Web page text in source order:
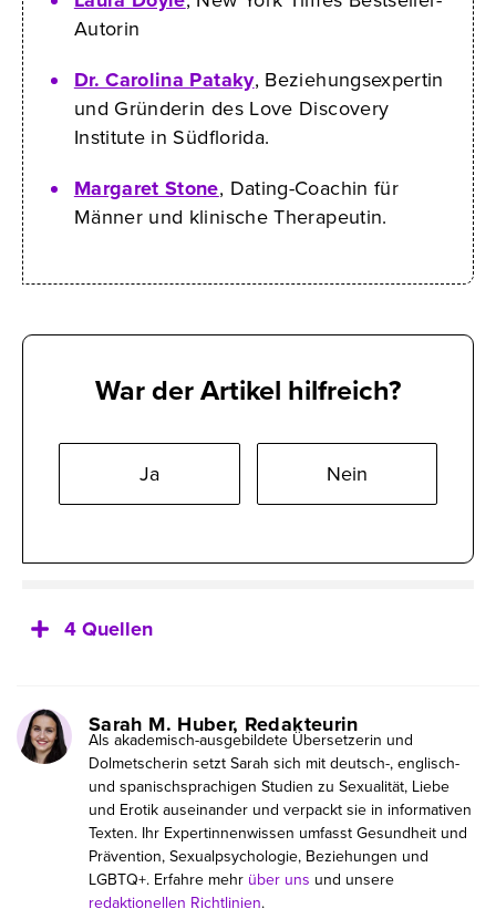
Autorin
Dr. Carolina Pataky, Beziehungsexpertin
und Gründerin des Love Discovery
Institute in Südflorida.
Margaret Stone, Dating-Coachin für
Männer und klinische Therapeutin.
War der Artikel hilfreich?
Ja Nein
4 Quellen
Sarah M. Huber, Redakteurin
Als akademisch-ausgebildete Übersetzerin und
Dolmetscherin setzt Sarah sich mit deutsch-, englisch-
und spanischsprachigen Studien zu Sexualität, Liebe
und Erotik auseinander und verpackt sie in informativen
Texten. Ihr Expertinnenwissen umfasst Gesundheit und
Prävention, Sexualpsychologie, Beziehungen und
LGBTQ+. Erfahre mehr über uns und unsere
redaktionellen Richtlinien.